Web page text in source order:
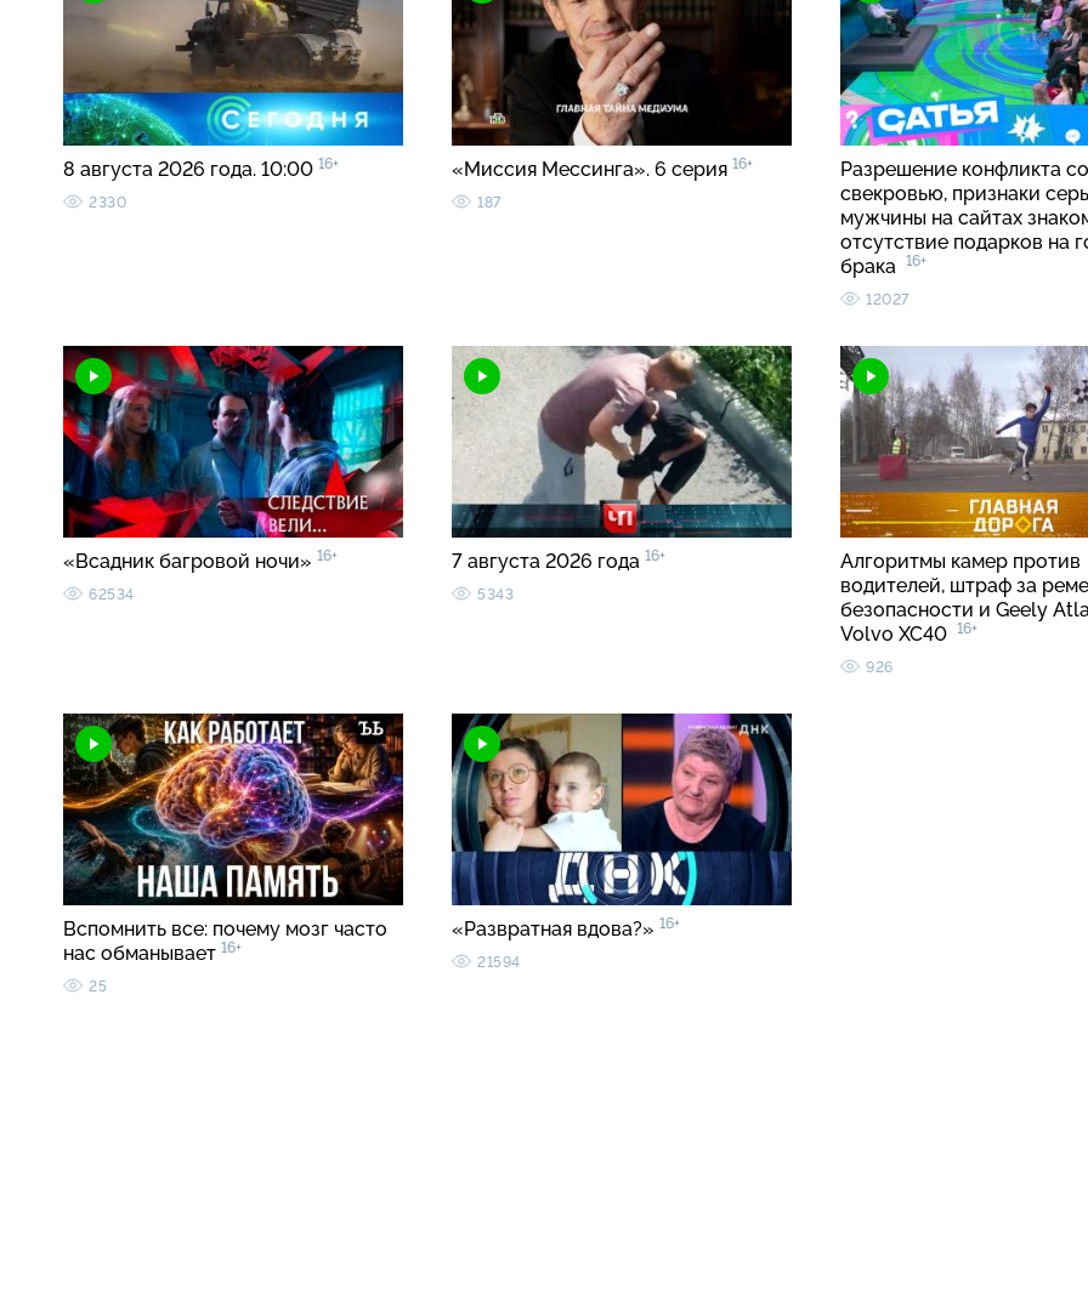
8 августа 2026 года. 10:00 16+
2330
«Миссия Мессинга». 6 серия 16+
187
Разрешение конфликта со
свекровью, признаки
мужчины на сайтах
отсутствие подарков на
брака 16+
12027
«Всадник багровой ночи» 16+
62534
7 августа 2026 года 16+
5343
Алгоритмы камер против
водителей, штраф за
безопасности и Geely
Volvo XC40 16+
926
Вспомнить все: почему мозг часто
нас обманывает 16+
25
«Развратная вдова?» 16+
21594